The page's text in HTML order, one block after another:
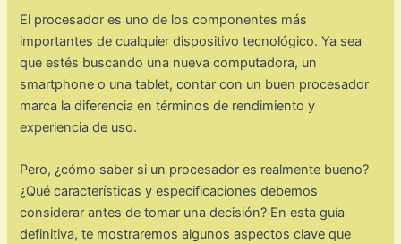
El procesador es uno de los componentes más
importantes de cualquier dispositivo tecnológico. Ya sea
que estés buscando una nueva computadora, un
smartphone o una tablet, contar con un buen procesador
marca la diferencia en términos de rendimiento y
experiencia de uso.
Pero, ¿cómo saber si un procesador es realmente bueno?
¿Qué características y especificaciones debemos
considerar antes de tomar una decisión? En esta guía
definitiva, te mostraremos algunos aspectos clave que